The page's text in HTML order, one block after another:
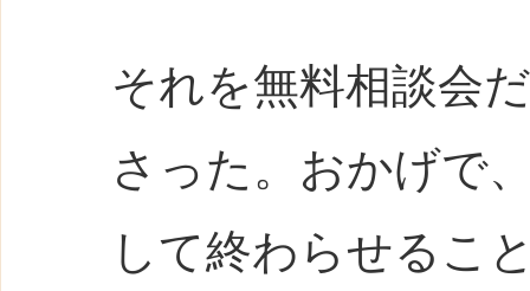
それを無料相談会
さった。おかげで
して終わらせるこ